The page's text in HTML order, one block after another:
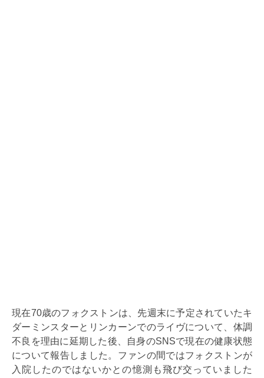
現在70歳のフォクストンは、先週末に予定されていたキ
ダーミンスターとリンカーンでのライヴについて、体調
不良を理由に延期した後、自身のSNSで現在の健康状態
について報告しました。ファンの間ではフォクストンが
入院したのではないかとの憶測も飛び交っていました